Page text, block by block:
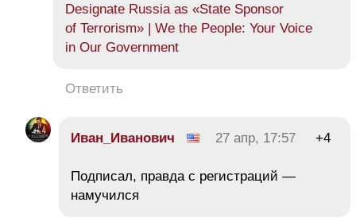
Designate Russia as «State Sponsor
of Terrorism» | We the People: Your Voice
in Our Government
Ответить
Иван_Иванович 27 апр, 17:57 +4
Подписал, правда с регистраций —
намучился